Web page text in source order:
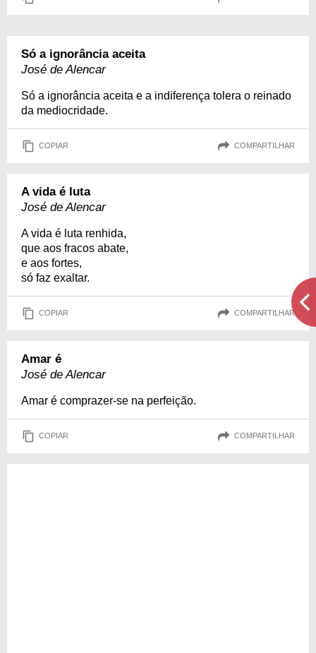
Só a ignorância aceita
José de Alencar
Só a ignorância aceita e a indiferença tolera o reinado
da mediocridade.
COPIAR COMPARTILHAR
A vida é luta
José de Alencar
A vida é luta renhida,
que aos fracos abate,
e aos fortes,
só faz exaltar.
COPIAR COMPARTILHAR
Amar é
José de Alencar
Amar é comprazer-se na perfeição.
COPIAR COMPARTILHAR